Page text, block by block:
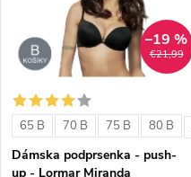
n
i
e
p
i
s
p
€21,99
–19 %
65 B 70 B 75 B 80 B
Dámska podprsenka - push-
up - Lormar Miranda